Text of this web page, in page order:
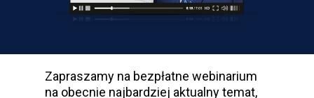
Zapraszamy na bezpłatne webinarium
na obecnie najbardziej aktualny temat,